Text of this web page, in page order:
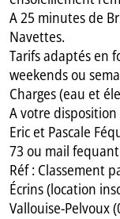
A 25 minutes de
Navettes.
Tarifs adaptés en
weekends ou
Charges (eau et
A votre
Eric et Pascale
73 ou mail
Réf : Classement
Écrins (location
Vallouise-Pelvoux